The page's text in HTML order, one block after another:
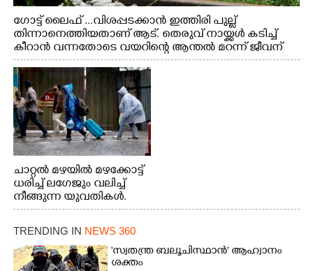
ഗോട്ട് ലൈഫ് ...വിശപ്പടക്കാൻ ഇത്തിരി പുല്ല്
തിന്നാനെത്തിയതാണ് ആട്. തെരുവ് നായ്ക്കൾ കടിച്ച്
കീറാൻ വന്നതോടെ വയറിന്റെ ആന്തൽ മറന്ന് ജീവന്
വേണ്ടിയായി ഓട്ടം. എറണാകുളം വാത്തുരുത്തിയിൽ
നിന്നുള്ള കാഴ്ച
ചാറ്റൽ മഴയിൽ മഴക്കോട്ട്
ധരിച്ച് ലഗേജും വലിച്ച്
നീങ്ങുന്ന യുവതികൾ.
എറണാകുളം മേനകയിൽ
നിന്നുള്ള കാഴ്ച
TRENDING IN NEWS 360
'സ്വതന്ത്ര ബലൂചിസ്ഥാൻ' ആഹ്വാനം
ശക്തം